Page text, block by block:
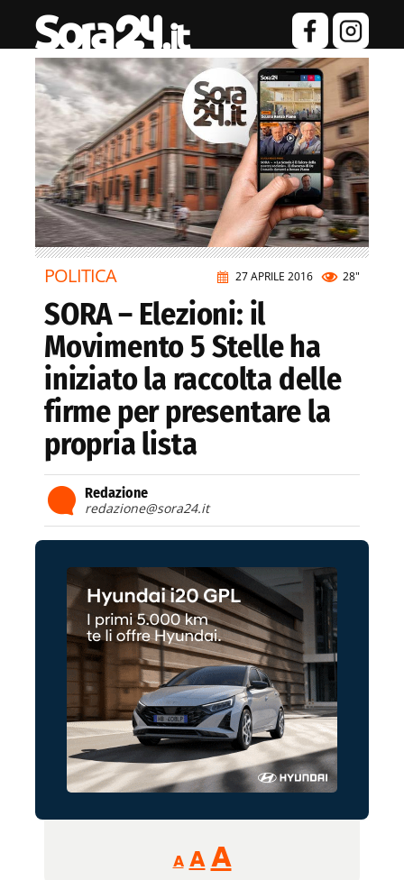
27 APRILE 2016 28"
POLITICA
SORA – Elezioni: il
Movimento 5 Stelle ha
iniziato la raccolta delle
firme per presentare la
propria lista
Redazione
redazione@sora24.it
A
Reducir
tamaño
A Restablecer
AAumentar